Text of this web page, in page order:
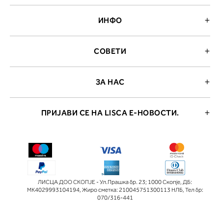
ИНФО
СОВЕТИ
ЗА НАС
ПРИЈАВИ СЕ НА LISCA Е-НОВОСТИ.
ЛИСЦА ДОО СКОПЈЕ - Ул.Прашка бр. 23; 1000 Скопје, ДБ:
МК4029993104194, Жиро сметка: 210045751300113 НЛБ, Тел бр:
070/316-441